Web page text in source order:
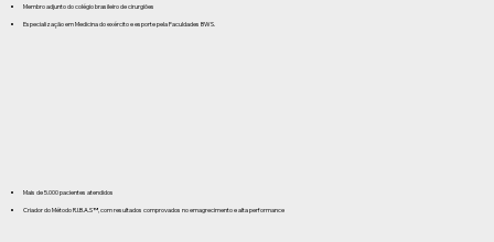
Membro adjunto do colégio brasileiro de cirurgiões
Especialização em Medicina do exército e esporte pela Faculdades BWS.
Mais de 5.000 pacientes atendidos
Criador do Método R.I.B.A.S™️, com resultados comprovados no emagrecimento e alta performance